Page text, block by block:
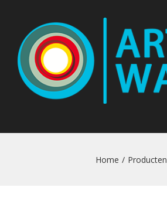
Home / Producten